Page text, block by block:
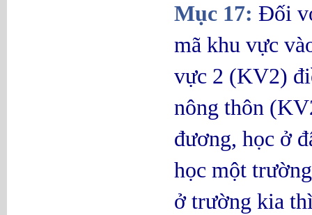
Mục 17: Đối
mã khu vực
vực 2 (KV2)
nông thôn
đương, học ở
học một
ở trường kia